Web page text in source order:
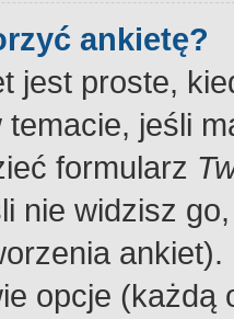
ankietę?
jest proste,
jeśli
formularz
nie widzisz
opcje